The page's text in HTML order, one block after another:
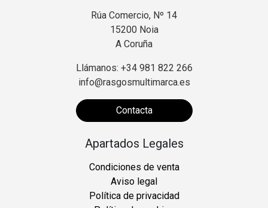
Rúa Comercio, Nº 14
15200 Noia
A Coruña
Llámanos: +34 981 822 266
info@rasgosmultimarca.es
Contacta
Apartados Legales
Condiciones de venta
Aviso legal
Política de privacidad